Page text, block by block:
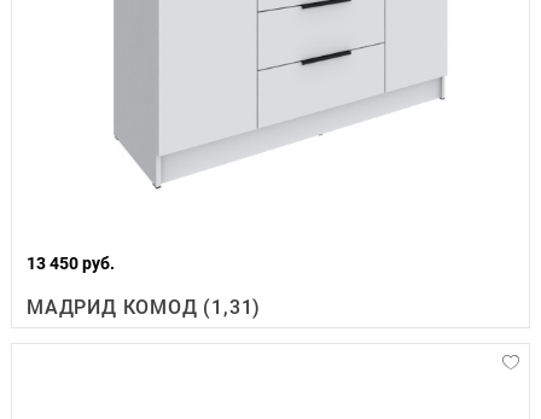
13 450 руб.
МАДРИД КОМОД (1,31)